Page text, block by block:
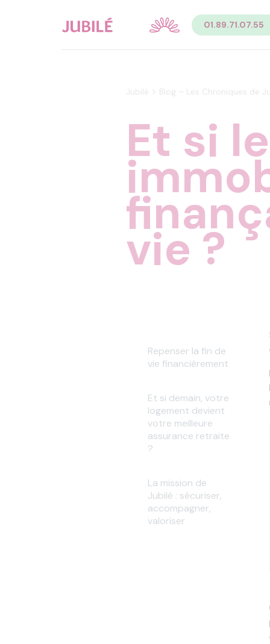
Sommaire du contenu de la page
Menu secondaire Pied de page
01.89.71.07.55
Jubilé Blog – Les Chroniques de
Et si
vie ?
Repenser la fin de
vie financièrement
Et si demain, votre
logement devient
votre meilleure
assurance retraite
?
La mission de
Jubilé : sécuriser,
accompagner,
valoriser